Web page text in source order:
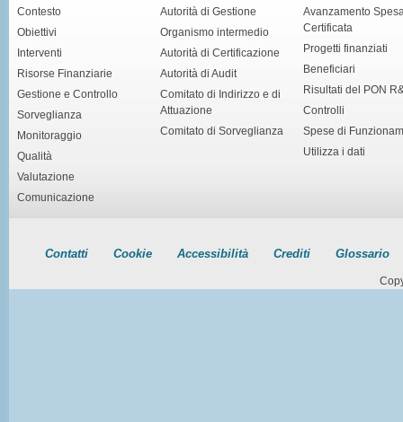
Contesto
Obiettivi
Interventi
Risorse Finanziarie
Gestione e Controllo
Sorveglianza
Monitoraggio
Qualità
Valutazione
Comunicazione
Autorità di Gestione
Organismo intermedio
Autorità di Certificazione
Autorità di Audit
Comitato di Indirizzo e di
Attuazione
Comitato di Sorveglianza
Avanzamento
Certificata
Progetti finanziati
Beneficiari
Risultati del PON
Controlli
Spese di
Utilizza i dati
Contatti Cookie Accessibilità Crediti Glossario